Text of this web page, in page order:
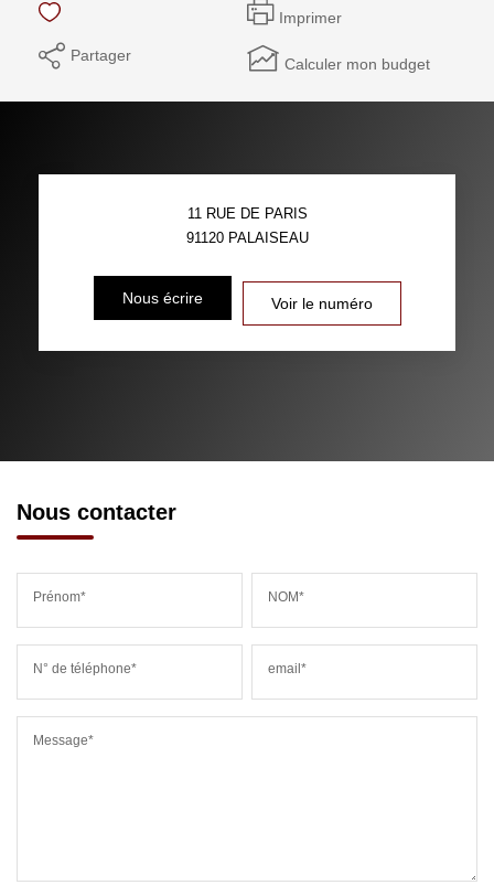
Imprimer
Partager Calculer mon budget
11 RUE DE PARIS
91120 PALAISEAU
Nous écrire Voir le numéro
Nous contacter
Prénom* NOM*
N° de téléphone* email*
Message*